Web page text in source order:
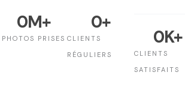
PHOTOS PRISES
0M+
CLIENTS
RÉGULIERS
0+
CLIENTS
SATISFAITS
0K+